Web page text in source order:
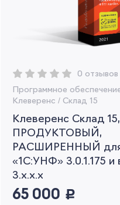
0 отзывов
Программное
Клеверенс / Склад 15
Клеверенс Склад 15,
ПРОДУКТОВЫЙ,
РАСШИРЕННЫЙ
«1С:УНФ» 3.0.1.175
3.x.x.x
65 000 руб.